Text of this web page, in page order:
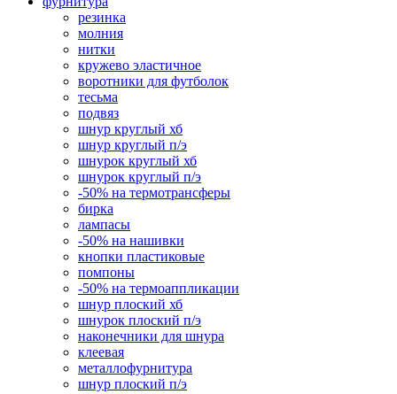
резинка
молния
нитки
кружево эластичное
воротники для футболок
тесьма
подвяз
шнур круглый хб
шнур круглый п/э
шнурок круглый хб
шнурок круглый п/э
-50% на термотрансферы
бирка
лампасы
-50% на нашивки
кнопки пластиковые
помпоны
-50% на термоаппликации
шнур плоский хб
шнурок плоский п/э
наконечники для шнура
клеевая
металлофурнитура
шнур плоский п/э